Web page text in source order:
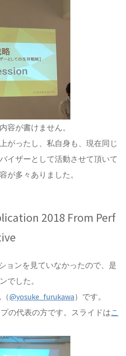
容が書けません。
がったし、私自身も、現在同じ
イザーとして活動させて頂いて
が多々ありました。
2018 From Perf
ョンを見ていなかったので、是
でした。
@yosuke_furukawa）です。
の代表の方です。スライドはこ